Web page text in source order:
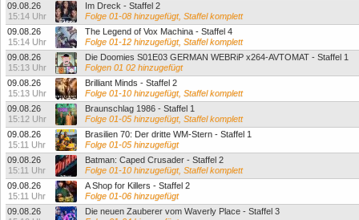
09.08.26
15:14 Uhr
Im Dreck - Staffel 2
Folge 01-08 hinzugefügt, Staffel komplett
09.08.26
15:14 Uhr
The Legend of Vox Machina - Staffel 4
Folge 01-12 hinzugefügt, Staffel komplett
09.08.26
15:13 Uhr
Die Doomies S01E03 GERMAN WEBRiP x264-AVTOMAT - Staffel 1
Folgen 01 02 hinzugefügt
09.08.26
15:13 Uhr
Brilliant Minds - Staffel 2
Folge 01-10 hinzugefügt, Staffel komplett
09.08.26
15:12 Uhr
Braunschlag 1986 - Staffel 1
Folge 01-05 hinzugefügt, Staffel komplett
09.08.26
15:11 Uhr
Brasilien 70: Der dritte WM-Stern - Staffel 1
Folge 01-05 hinzugefügt
09.08.26
15:11 Uhr
Batman: Caped Crusader - Staffel 2
Folge 01-10 hinzugefügt, Staffel komplett
09.08.26
15:11 Uhr
A Shop for Killers - Staffel 2
Folge 01-06 hinzugefügt
09.08.26
Die neuen Zauberer vom Waverly Place - Staffel 3